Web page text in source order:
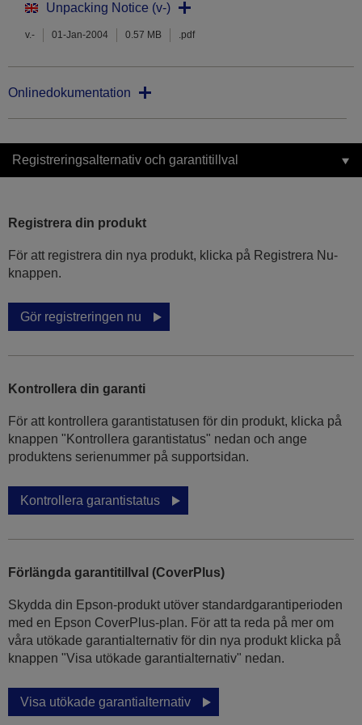
Unpacking Notice (v-)
v.- 01-Jan-2004 0.57 MB .pdf
Onlinedokumentation
Registreringsalternativ och garantitillval
Registrera din produkt
För att registrera din nya produkt, klicka på Registrera Nu-
knappen.
Gör registreringen nu
Kontrollera din garanti
För att kontrollera garantistatusen för din produkt, klicka på
knappen "Kontrollera garantistatus" nedan och ange
produktens serienummer på supportsidan.
Kontrollera garantistatus
Förlängda garantitillval (CoverPlus)
Skydda din Epson-produkt utöver standardgarantiperioden
med en Epson CoverPlus-plan. För att ta reda på mer om
våra utökade garantialternativ för din nya produkt klicka på
knappen "Visa utökade garantialternativ" nedan.
Visa utökade garantialternativ